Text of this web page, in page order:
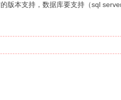
版本支持，数据库要支持（sql